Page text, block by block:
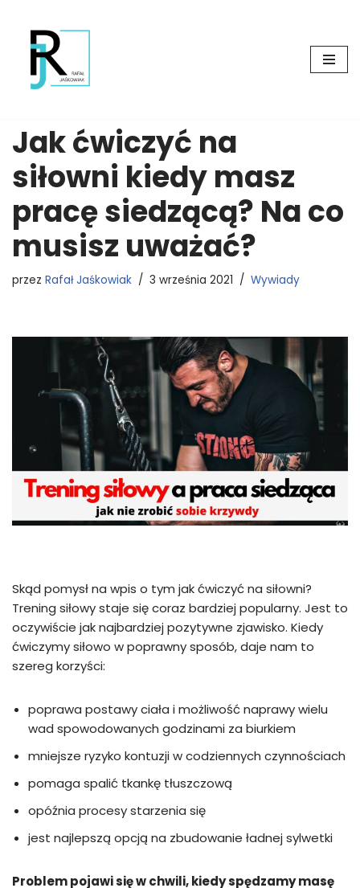
Przejdź
treści
Jak ćwiczyć na
siłowni kiedy masz
pracę siedzącą? Na co
musisz uważać?
przez Rafał Jaśkowiak 3 września 2021 Wywiady
Skąd pomysł na wpis o tym jak ćwiczyć na siłowni?
Trening siłowy staje się coraz bardziej popularny. Jest to
oczywiście jak najbardziej pozytywne zjawisko. Kiedy
ćwiczymy siłowo w poprawny sposób, daje nam to
szereg korzyści:
poprawa postawy ciała i możliwość naprawy wielu
wad spowodowanych godzinami za biurkiem
mniejsze ryzyko kontuzji w codziennych czynnościach
pomaga spalić tkankę tłuszczową
opóźnia procesy starzenia się
jest najlepszą opcją na zbudowanie ładnej sylwetki
Problem pojawi się w chwili, kiedy spędzamy masę